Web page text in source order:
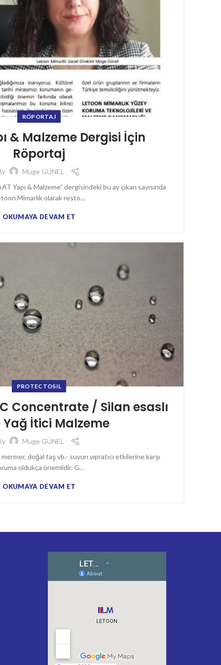
RÖPORTAJ
& Malzeme Dergisi İçin
Röportaj
Muge GÜNEL
Yapı & Malzeme” dergisindeki bu ay çıkan sayısında
Mimarlık olarak resto...
OKUMAYA DEVAM ET
PROTECTOSIL
Concentrate / Silan esaslı
Yağ İtici Malzeme
Muge GÜNEL
doğal taş vb.- suyun yıpratıcı etkilerine karşı
oldukça önemlidir. G...
OKUMAYA DEVAM ET